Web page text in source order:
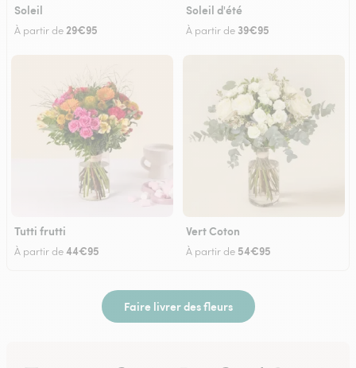
Soleil
À partir de29€95
Soleil d'été
À partir de 39€95
Tutti frutti
À partir de44€95
Vert Coton
À partir de 54€95
Faire livrer des fleurs